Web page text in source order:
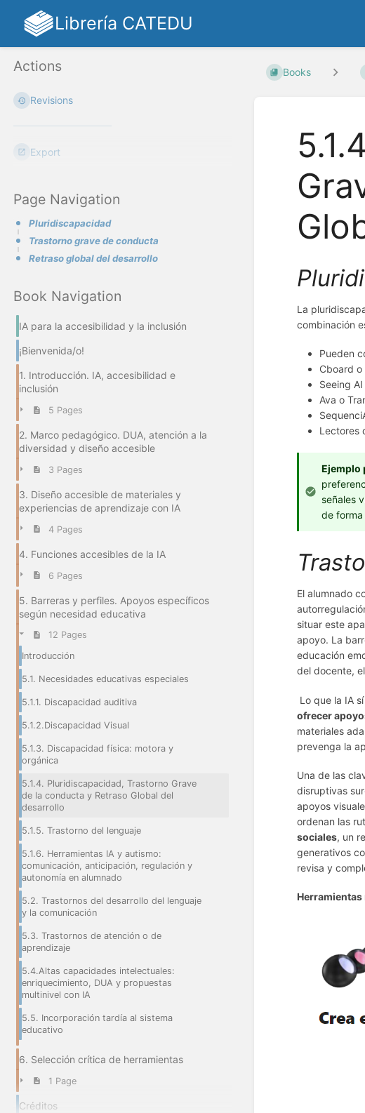
Librería CATEDU
Actions
Revisions
Export
Page Navigation
Pluridiscapacidad
Trastorno grave de conducta
Retraso global del desarrollo
Book Navigation
IA para la accesibilidad y la inclusión
¡Bienvenida/o!
1. Introducción. IA, accesibilidad e
inclusión
5 Pages
2. Marco pedagógico. DUA, atención a la
diversidad y diseño accesible
3 Pages
3. Diseño accesible de materiales y
experiencias de aprendizaje con IA
4 Pages
4. Funciones accesibles de la IA
6 Pages
5. Barreras y perfiles. Apoyos específicos
según necesidad educativa
12 Pages
Introducción
5.1. Necesidades educativas especiales
5.1.1. Discapacidad auditiva
5.1.2.Discapacidad Visual
5.1.3. Discapacidad física: motora y
orgánica
5.1.4. Pluridiscapacidad, Trastorno Grave
de la conducta y Retraso Global del
desarrollo
5.1.5. Trastorno del lenguaje
5.1.6. Herramientas IA y autismo:
comunicación, anticipación, regulación y
autonomía en alumnado
5.2. Trastornos del desarrollo del lenguaje
y la comunicación
5.3. Trastornos de atención o de
aprendizaje
5.4.Altas capacidades intelectuales:
enriquecimiento, DUA y propuestas
multinivel con IA
5.5. Incorporación tardía al sistema
educativo
6. Selección crítica de herramientas
1 Page
Créditos
Books
La
combinación
Pueden
Cboard
Seeing
Ava o
Lectores
Ejemplo
señales
de
El alumnado
situar este
apoyo. La
educación
del docente,
Lo que la IA
ofrecer
materiales
prevenga la
Una de las
disruptivas
apoyos
ordenan las
sociales, un
generativos
revisa y